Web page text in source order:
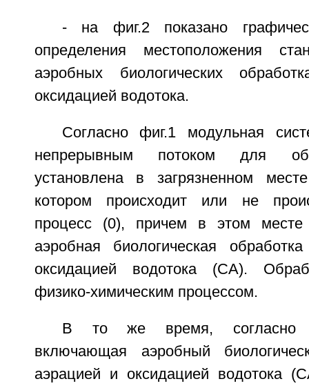
- на фиг.2 показано
определения местоположения
аэробных биологических
оксидацией водотока.
Согласно фиг.1 модульная
непрерывным потоком для
установлена в загрязненном
котором происходит или не
процесс (0), причем в этом месте
аэробная биологическая
оксидацией водотока (СА).
физико-химическим процессом.
В то же время, согласно
включающая аэробный
аэрацией и оксидацией водотока